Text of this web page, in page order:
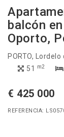
balcón
Oporto,
PORTO, Lordelo
51
m2
€ 425 000
REFERENCIA: